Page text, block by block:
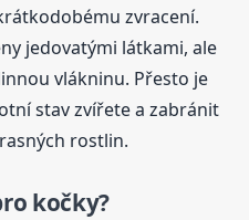
zvracení.
jedovatými látkami, ale
vlákninu. Přesto je
stav zvířete a zabránit
rostlin.
kočky?